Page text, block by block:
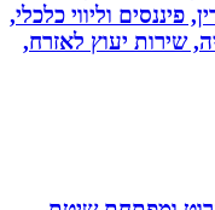
וליווי כלכלי,
יעוץ לאזרח,